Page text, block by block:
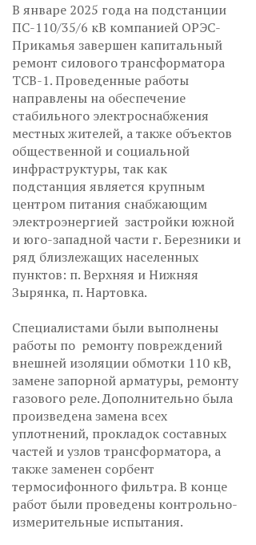
В январе 2025 года на подстанции
ПС-110/35/6 кВ компанией ОРЭС-
Прикамья завершен капитальный
ремонт силового трансформатора
ТСВ-1. Проведенные работы
направлены на обеспечение
стабильного электроснабжения
местных жителей, а также объектов
общественной и социальной
инфраструктуры, так как
подстанция является крупным
центром питания снабжающим
электроэнергией застройки южной
и юго-западной части г. Березники и
ряд близлежащих населенных
пунктов: п. Верхняя и Нижняя
Зырянка, п. Нартовка.
Специалистами были выполнены
работы по ремонту повреждений
внешней изоляции обмотки 110 кВ,
замене запорной арматуры, ремонту
газового реле. Дополнительно была
произведена замена всех
уплотнений, прокладок составных
частей и узлов трансформатора, а
также заменен сорбент
термосифонного фильтра. В конце
работ были проведены контрольно-
измерительные испытания.